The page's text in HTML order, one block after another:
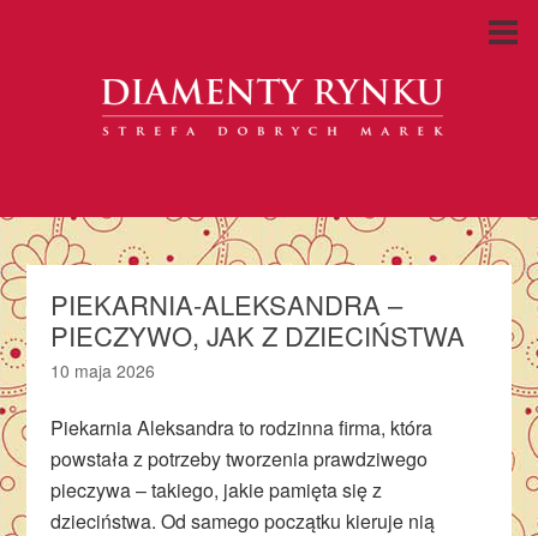
PIEKARNIA-ALEKSANDRA –
PIECZYWO, JAK Z DZIECIŃSTWA
10 maja 2026
Piekarnia Aleksandra to rodzinna firma, która
powstała z potrzeby tworzenia prawdziwego
pieczywa – takiego, jakie pamięta się z
dzieciństwa. Od samego początku kieruje nią